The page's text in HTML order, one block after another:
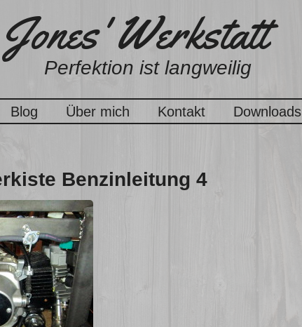
Jones' Werkstatt
Perfektion ist langweilig
Blog Über mich Kontakt Downloads
Benzinleitung 4